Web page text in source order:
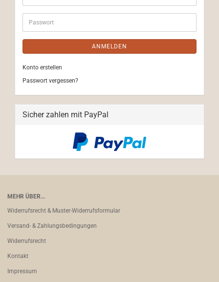
Mail-
Adresse
Passwort
ANMELDEN
Konto erstellen
Passwort vergessen?
Sicher zahlen mit PayPal
MEHR ÜBER...
Widerrufsrecht & Muster-Widerrufsformular
Versand- & Zahlungsbedingungen
Widerrufsrecht
Kontakt
Impressum